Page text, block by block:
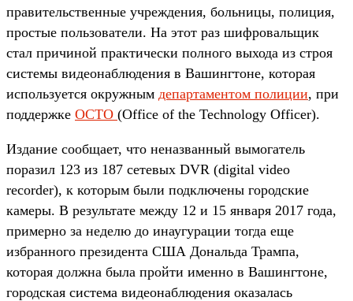
правительственные учреждения, больницы, полиция,
простые пользователи. На этот раз шифровальщик
стал причиной практически полного выхода из строя
системы видеонаблюдения в Вашингтоне, которая
используется окружным департаментом полиции, при
поддержке OCTO (Office of the Technology Officer).
Издание сообщает, что неназванный вымогатель
поразил 123 из 187 сетевых DVR (digital video
recorder), к которым были подключены городские
камеры. В результате между 12 и 15 января 2017 года,
примерно за неделю до инаугурации тогда еще
избранного президента США Дональда Трампа,
которая должна была пройти именно в Вашингтоне,
городская система видеонаблюдения оказалась